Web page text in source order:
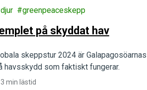
djur greenpeaceskepp
på skyddat hav
skeppstur 2024 är
havsskydd som faktiskt fungerar.
3 min lästid